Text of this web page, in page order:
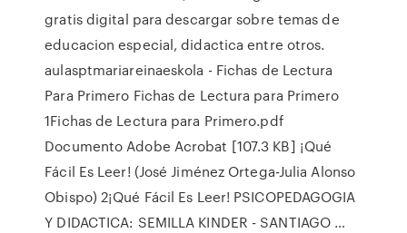
gratis digital para descargar sobre temas de
educacion especial, didactica entre otros.
aulasptmariareinaeskola - Fichas de Lectura
Para Primero Fichas de Lectura para Primero
1Fichas de Lectura para Primero.pdf
Documento Adobe Acrobat [107.3 KB] ¡Qué
Fácil Es Leer! (José Jiménez Ortega-Julia Alonso
Obispo) 2¡Qué Fácil Es Leer! PSICOPEDAGOGIA
Y DIDACTICA: SEMILLA KINDER - SANTIAGO …